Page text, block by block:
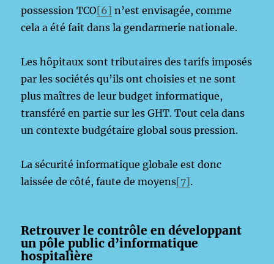
possession TCO[6] n’est envisagée, comme
cela a été fait dans la gendarmerie nationale.
Les hôpitaux sont tributaires des tarifs imposés
par les sociétés qu’ils ont choisies et ne sont
plus maîtres de leur budget informatique,
transféré en partie sur les GHT. Tout cela dans
un contexte budgétaire global sous pression.
La sécurité informatique globale est donc
laissée de côté, faute de moyens[7].
Retrouver le contrôle en développant
un pôle public d’informatique
hospitalière